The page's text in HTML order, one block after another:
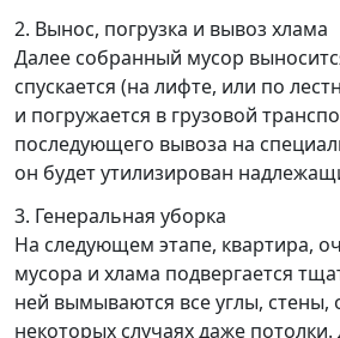
2. Вынос, погрузка и вывоз хлама
Далее собранный мусор
спускается (на лифте, или по
и погружается в грузовой
последующего вывоза на
он будет утилизирован
3. Генеральная уборка
На следующем этапе, квартира,
мусора и хлама подвергается
ней вымываются все углы, стены,
некоторых случаях даже потолки.